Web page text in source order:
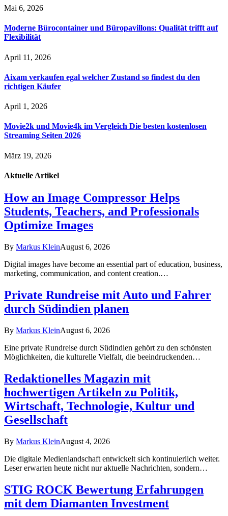
Mai 6, 2026
Moderne Bürocontainer und Büropavillons: Qualität trifft auf
Flexibilität
April 11, 2026
Aixam verkaufen egal welcher Zustand so findest du den
richtigen Käufer
April 1, 2026
Movie2k und Movie4k im Vergleich Die besten kostenlosen
Streaming Seiten 2026
März 19, 2026
Aktuelle Artikel
How an Image Compressor Helps
Students, Teachers, and Professionals
Optimize Images
By Markus KleinAugust 6, 2026
Digital images have become an essential part of education, business,
marketing, communication, and content creation.…
Private Rundreise mit Auto und Fahrer
durch Südindien planen
By Markus KleinAugust 6, 2026
Eine private Rundreise durch Südindien gehört zu den schönsten
Möglichkeiten, die kulturelle Vielfalt, die beeindruckenden…
Redaktionelles Magazin mit
hochwertigen Artikeln zu Politik,
Wirtschaft, Technologie, Kultur und
Gesellschaft
By Markus KleinAugust 4, 2026
Die digitale Medienlandschaft entwickelt sich kontinuierlich weiter.
Leser erwarten heute nicht nur aktuelle Nachrichten, sondern…
STIG ROCK Bewertung Erfahrungen
mit dem Diamanten Investment